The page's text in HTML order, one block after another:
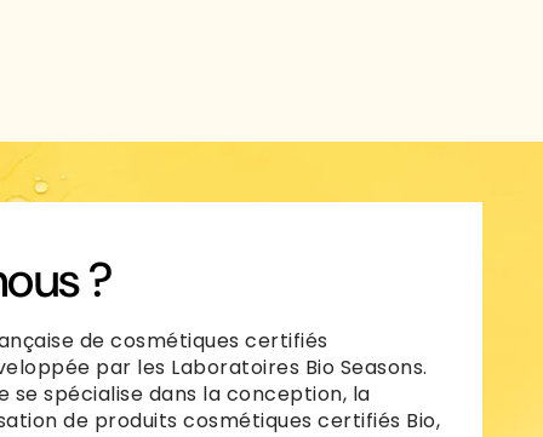
?
de cosmétiques certifiés
par les Laboratoires Bio Seasons.
se spécialise dans la conception, la
de produits cosmétiques certifiés Bio,